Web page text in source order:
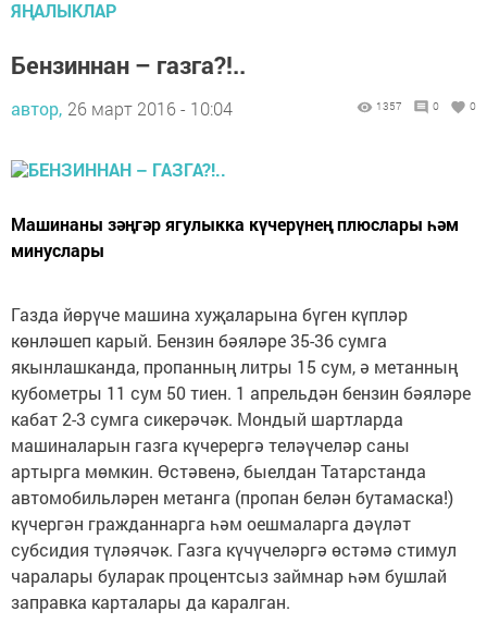
ЯҢАЛЫКЛАР
Бензиннан – газга?!..
автор, 26 март 2016 - 10:04 1357 0 0
Машинаны зәңгәр ягулыкка күчерүнең плюслары һәм
минуслары
Газда йөрүче машина хуҗаларына бүген күпләр
көнләшеп карый. Бензин бәяләре 35-36 сумга
якынлашканда, пропанның литры 15 сум, ә метанның
кубометры 11 сум 50 тиен. 1 апрельдән бензин бәяләре
кабат 2-3 сумга сикерәчәк. Мондый шартларда
машиналарын газга күчерергә теләүчеләр саны
артырга мөмкин. Өстәвенә, быелдан Татарстанда
автомобильләрен метанга (пропан белән бутамаска!)
күчергән гражданнарга һәм оешмаларга дәүләт
субсидия түләячәк. Газга күчүчеләргә өстәмә стимул
чаралары буларак процентсыз займнар һәм бушлай
заправка карталары да каралган.